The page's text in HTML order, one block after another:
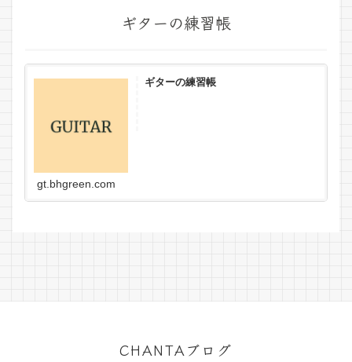
ギターの練習帳
ギターの練習帳
gt.bhgreen.com
CHANTAブログ